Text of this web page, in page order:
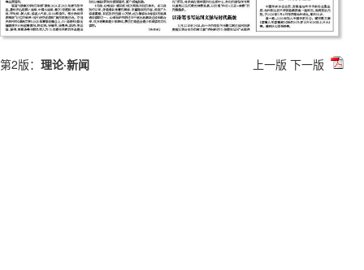
第2版： 理论·新闻 上一版 下一版